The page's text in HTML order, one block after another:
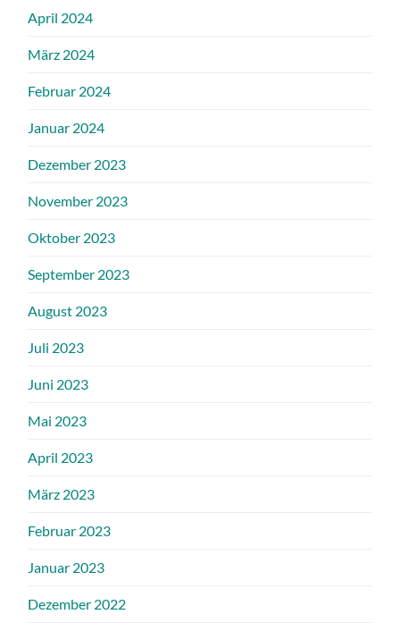
April 2024
März 2024
Februar 2024
Januar 2024
Dezember 2023
November 2023
Oktober 2023
September 2023
August 2023
Juli 2023
Juni 2023
Mai 2023
April 2023
März 2023
Februar 2023
Januar 2023
Dezember 2022